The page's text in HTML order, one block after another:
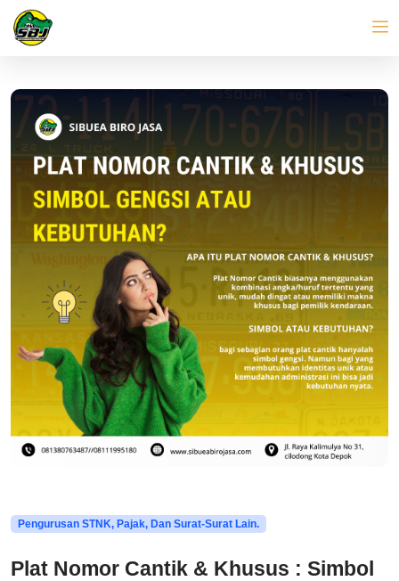
Pengurusan STNK, Pajak, Dan Surat-Surat Lain.
Plat Nomor Cantik & Khusus : Simbol